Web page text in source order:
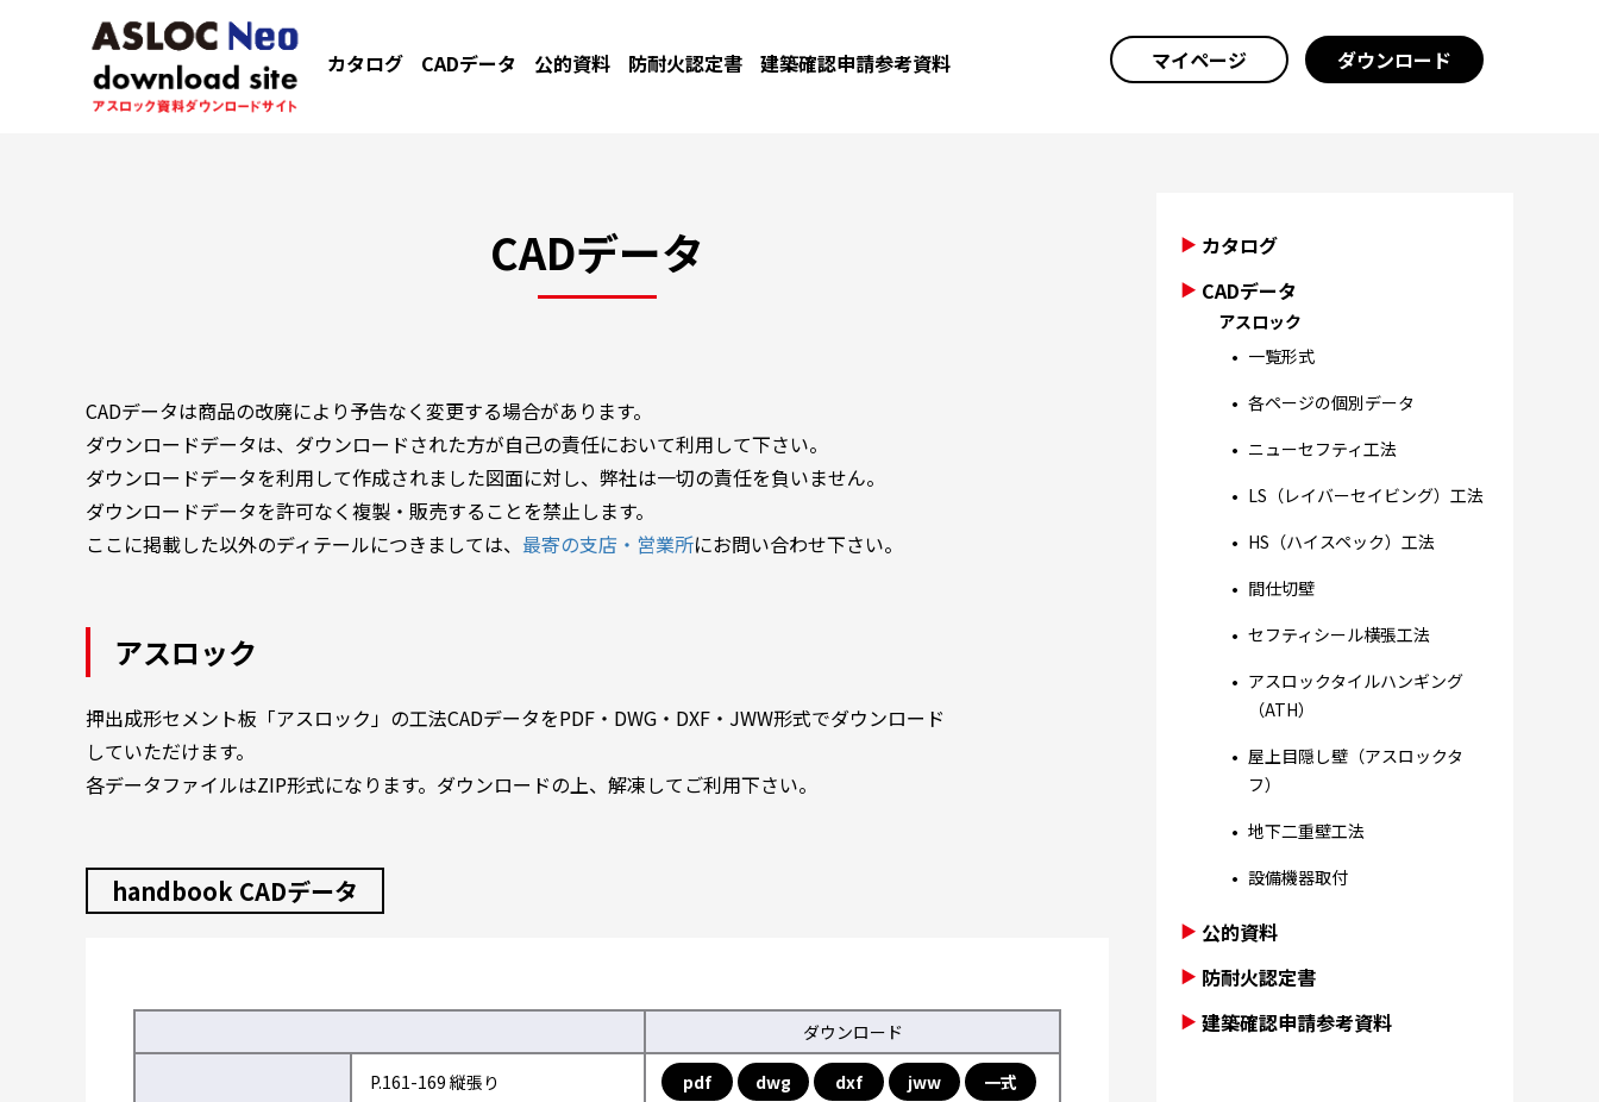
カタログ CADデータ 公的資料 防耐火認定書 建築確認申請参考資料 マイページ ダウンロード
CADデータ
CADデータは商品の改廃により予告なく変更する場合があります。
ダウンロードデータは、ダウンロードされた方が自己の責任において利用して下さい。
ダウンロードデータを利用して作成されました図面に対し、弊社は一切の責任を負いません。
ダウンロードデータを許可なく複製・販売することを禁止します。
ここに掲載した以外のディテールにつきましては、 最寄の支店・営業所にお問い合わせ下さい。
アスロック
押出成形セメント板「アスロック」の工法CADデータをPDF・DWG・DXF・JWW形式でダウンロード
していただけます。
各データファイルはZIP形式になります。ダウンロードの上、解凍してご利用下さい。
handbook CADデータ
ダウンロード
P.161-169 縦張り pdf dwg dxf jww 一式
カタログ
CADデータ
アスロック
一覧形式
各ページの個別データ
ニューセフティ工法
LS（レイバーセイビング）工法
HS（ハイスペック）工法
間仕切壁
セフティシール横張工法
アスロックタイルハンギング
（ATH）
屋上目隠し壁（アスロックタ
フ）
地下二重壁工法
設備機器取付
公的資料
防耐火認定書
建築確認申請参考資料